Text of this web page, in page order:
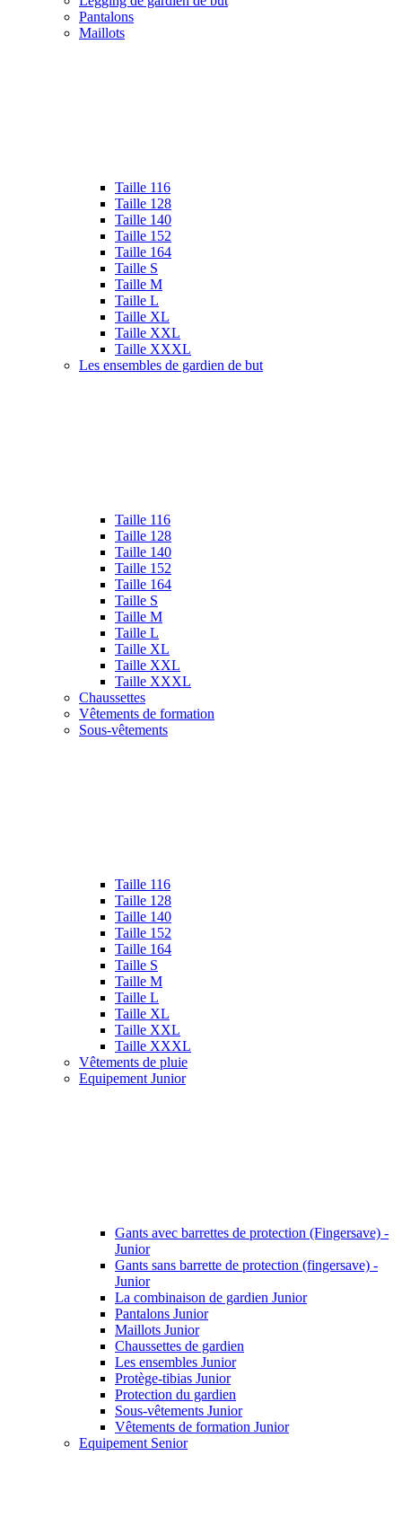
Pantalons
Maillots
Taille 116
Taille 128
Taille 140
Taille 152
Taille 164
Taille S
Taille M
Taille L
Taille XL
Taille XXL
Taille XXXL
Les ensembles de gardien de but
Taille 116
Taille 128
Taille 140
Taille 152
Taille 164
Taille S
Taille M
Taille L
Taille XL
Taille XXL
Taille XXXL
Chaussettes
Vêtements de formation
Sous-vêtements
Taille 116
Taille 128
Taille 140
Taille 152
Taille 164
Taille S
Taille M
Taille L
Taille XL
Taille XXL
Taille XXXL
Vêtements de pluie
Equipement Junior
Gants avec barrettes de protection (Fingersave) -
Junior
Gants sans barrette de protection (fingersave) -
Junior
La combinaison de gardien Junior
Pantalons Junior
Maillots Junior
Chaussettes de gardien
Les ensembles Junior
Protège-tibias Junior
Protection du gardien
Sous-vêtements Junior
Vêtements de formation Junior
Equipement Senior